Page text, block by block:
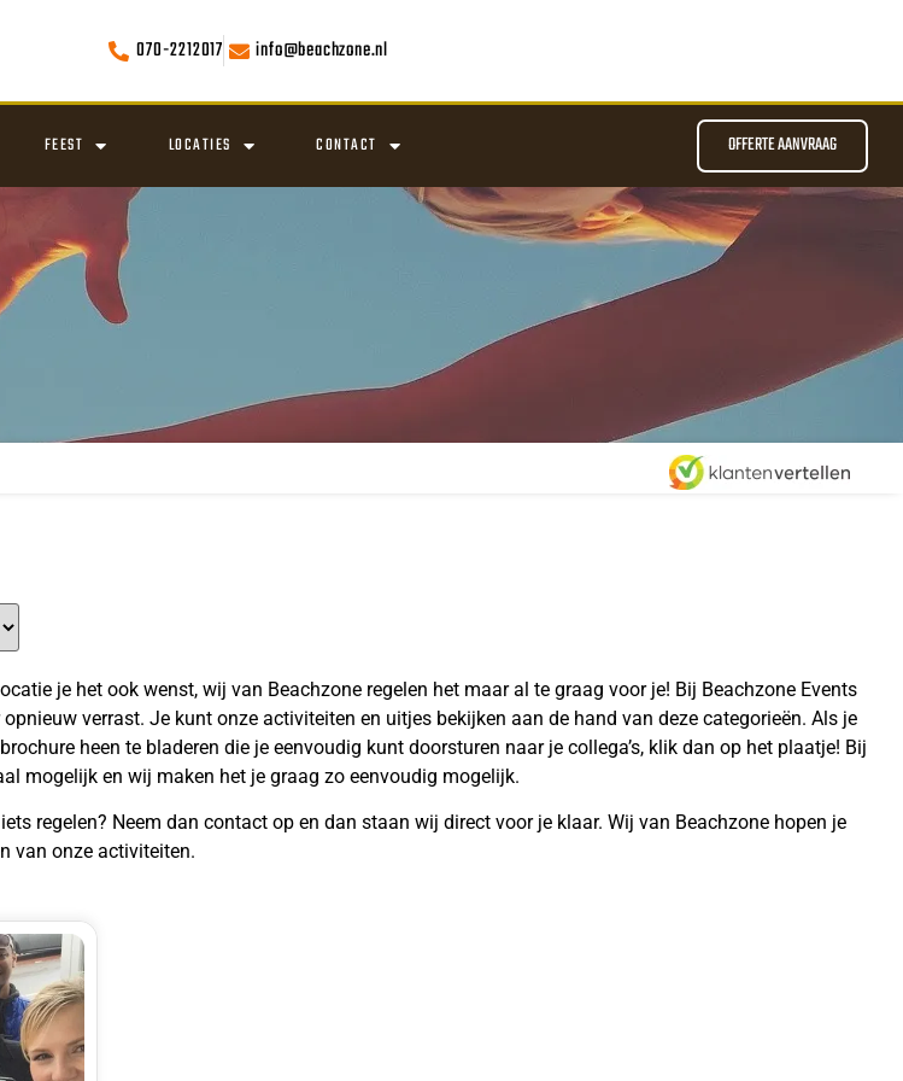
070-2212017 info@beachzone.nl
FEEST LOCATIES CONTACT OFFERTE AANVRAAG
je het ook wenst, wij van Beachzone regelen het maar al te graag voor je! Bij Beachzone Events
opnieuw verrast. Je kunt onze activiteiten en uitjes bekijken aan de hand van deze categorieën. Als je
heen te bladeren die je eenvoudig kunt doorsturen naar je collega’s, klik dan op het plaatje! Bij
mogelijk en wij maken het je graag zo eenvoudig mogelijk.
regelen? Neem dan contact op en dan staan wij direct voor je klaar. Wij van Beachzone hopen je
van onze activiteiten.